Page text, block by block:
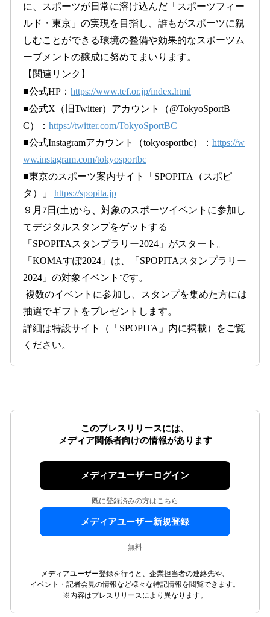
に、スポーツが日常に溶け込んだ「スポーツフィー
ルド・東京」の実現を目指し、誰もがスポーツに親
しむことができる環境の整備や効果的なスポーツム
ーブメントの醸成に努めてまいります。
【関連リンク】
■公式HP： https://www.tef.or.jp/index.html
■公式X（旧Twitter）アカウント（@TokyoSportB
C）： https://twitter.com/TokyoSportBC
■公式Instagramアカウント（tokyosportbc）： https://w
ww.instagram.com/tokyosportbc
■東京のスポーツ案内サイト「SPOPITA（スポピ
タ）」 https://spopita.jp
９月7日(土)から、対象のスポーツイベントに参加し
てデジタルスタンプをゲットする
「SPOPITAスタンプラリー2024」がスタート。
「KOMAすぽ2024」は、「SPOPITAスタンプラリー
2024」の対象イベントです。
複数のイベントに参加し、スタンプを集めた方には
抽選でギフトをプレゼントします。
詳細は特設サイト（「SPOPITA」内に掲載）をご覧
ください。
このプレスリリースには、
メディア関係者向けの情報があります
メディアユーザーログイン
既に登録済みの方はこちら
メディアユーザー新規登録
無料
メディアユーザー登録を行うと、企業担当者の連絡先や、
イベント・記者会見の情報など様々な特記情報を閲覧できます。
※内容はプレスリリースにより異なります。